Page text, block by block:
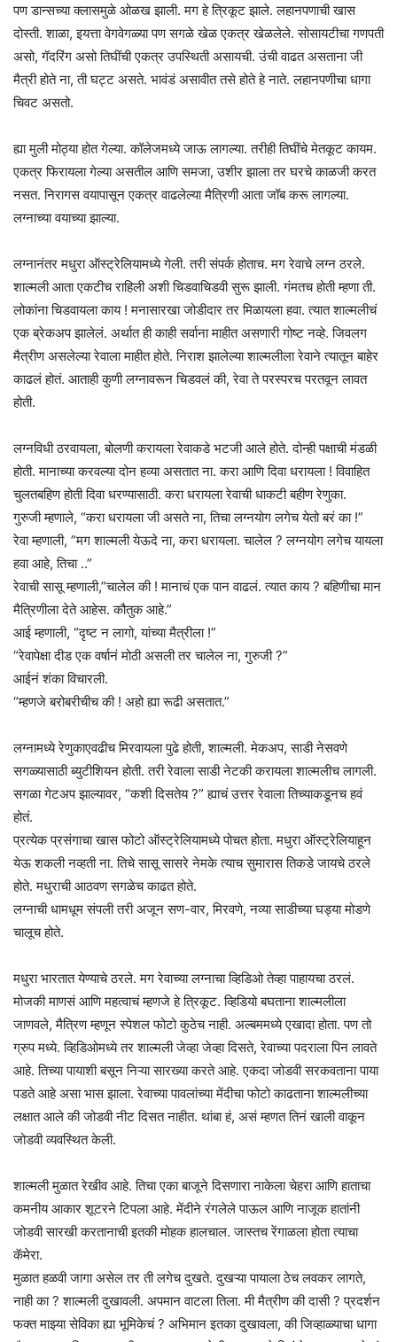
पण डान्सच्या क्लासमुळे ओळख झाली. मग हे त्रिकूट झाले. लहानपणाची खास
दोस्ती. शाळा, इयत्ता वेगवेगळ्या पण सगळे खेळ एकत्र खेळलेले. सोसायटीचा गणपती
असो, गॅदरिंग असो तिघींची एकत्र उपस्थिती असायची. उंची वाढत असताना जी
मैत्री होते ना, ती घट्ट असते. भावंडं असावीत तसे होते हे नाते. लहानपणीचा धागा
चिवट असतो.
ह्या मुली मोठ्या होत गेल्या. कॉलेजमध्ये जाऊ लागल्या. तरीही तिघींचे मेतकूट कायम.
एकत्र फिरायला गेल्या असतील आणि समजा, उशीर झाला तर घरचे काळजी करत
नसत. निरागस वयापासून एकत्र वाढलेल्या मैत्रिणी आता जॉब करू लागल्या.
लग्नाच्या वयाच्या झाल्या.
लग्नानंतर मधुरा ऑस्ट्रेलियामध्ये गेली. तरी संपर्क होताच. मग रेवाचे लग्न ठरले.
शाल्मली आता एकटीच राहिली अशी चिडवाचिडवी सुरू झाली. गंमतच होती म्हणा ती.
लोकांना चिडवायला काय ! मनासारखा जोडीदार तर मिळायला हवा. त्यात शाल्मलीचं
एक ब्रेकअप झालेलं. अर्थात ही काही सर्वाना माहीत असणारी गोष्ट नव्हे. जिवलग
मैत्रीण असलेल्या रेवाला माहीत होते. निराश झालेल्या शाल्मलीला रेवाने त्यातून बाहेर
काढलं होतं. आताही कुणी लग्नावरून चिडवलं की, रेवा ते परस्परच परतवून लावत
होती.
लग्नविधी ठरवायला, बोलणी करायला रेवाकडे भटजी आले होते. दोन्ही पक्षाची मंडळी
होती. मानाच्या करवल्या दोन हव्या असतात ना. करा आणि दिवा धरायला ! विवाहित
चुलतबहिण होती दिवा धरण्यासाठी. करा धरायला रेवाची धाकटी बहीण रेणुका.
गुरुजी म्हणाले, “करा धरायला जी असते ना, तिचा लग्नयोग लगेच येतो बरं का !”
रेवा म्हणाली, ”मग शाल्मली येऊदे ना, करा धरायला. चालेल ? लग्नयोग लगेच यायला
हवा आहे, तिचा ..”
रेवाची सासू म्हणाली,”चालेल की ! मानाचं एक पान वाढलं. त्यात काय ? बहिणीचा मान
मैत्रिणीला देते आहेस. कौतुक आहे.”
आई म्हणाली, “दृष्ट न लागो, यांच्या मैत्रीला !”
“रेवापेक्षा दीड एक वर्षानं मोठी असली तर चालेल ना, गुरुजी ?”
आईनं शंका विचारली.
“म्हणजे बरोबरीचीच की ! अहो ह्या रूढी असतात.”
लग्नामध्ये रेणुकाएवढीच मिरवायला पुढे होती, शाल्मली. मेकअप, साडी नेसवणे
सगळ्यासाठी ब्युटीशियन होती. तरी रेवाला साडी नेटकी करायला शाल्मलीच लागली.
सगळा गेटअप झाल्यावर, “कशी दिसतेय ?” ह्याचं उत्तर रेवाला तिच्याकडूनच हवं
होतं.
प्रत्येक प्रसंगाचा खास फोटो ऑस्ट्रेलियामध्ये पोचत होता. मधुरा ऑस्ट्रेलियाहून
येऊ शकली नव्हती ना. तिचे सासू सासरे नेमके त्याच सुमारास तिकडे जायचे ठरले
होते. मधुराची आठवण सगळेच काढत होते.
लग्नाची धामधूम संपली तरी अजून सण-वार, मिरवणे, नव्या साडीच्या घड्या मोडणे
चालूच होते.
मधुरा भारतात येण्याचे ठरले. मग रेवाच्या लग्नाचा व्हिडिओ तेव्हा पाहायचा ठरलं.
मोजकी माणसं आणि महत्वाचं म्हणजे हे त्रिकूट. व्हिडियो बघताना शाल्मलीला
जाणवले, मैत्रिण म्हणून स्पेशल फोटो कुठेच नाही. अल्बममध्ये एखादा होता. पण तो
ग्रुप मध्ये. व्हिडिओमध्ये तर शाल्मली जेव्हा जेव्हा दिसते, रेवाच्या पदराला पिन लावते
आहे. तिच्या पायाशी बसून निऱ्या सारख्या करते आहे. एकदा जोडवी सरकवताना पाया
पडते आहे असा भास झाला. रेवाच्या पावलांच्या मेंदीचा फोटो काढताना शाल्मलीच्या
लक्षात आले की जोडवी नीट दिसत नाहीत. थांबा हं, असं म्हणत तिनं खाली वाकून
जोडवी व्यवस्थित केली.
शाल्मली मुळात रेखीव आहे. तिचा एका बाजूने दिसणारा नाकेला चेहरा आणि हाताचा
कमनीय आकार शूटरने टिपला आहे. मेंदीने रंगलेले पाऊल आणि नाजूक हातांनी
जोडवी सारखी करतानाची इतकी मोहक हालचाल. जास्तच रेंगाळला होता त्याचा
कॅमेरा.
मुळात हळवी जागा असेल तर ती लगेच दुखते. दुखऱ्या पायाला ठेच लवकर लागते,
नाही का ? शाल्मली दुखावली. अपमान वाटला तिला. मी मैत्रीण की दासी ? प्रदर्शन
फक्त माझ्या सेविका ह्या भूमिकेचं ? अभिमान इतका दुखावला, की जिव्हाळ्याचा धागा